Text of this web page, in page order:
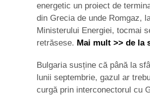
energetic un proiect de
din Grecia de unde Romgaz,
Ministerului Energiei, tocmai
retrăsese. Mai mult >> de la
Bulgaria susține că până la
lunii septembrie, gazul ar
curgă prin interconectorul cu